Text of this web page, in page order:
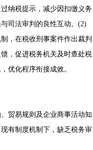
纳税提示，减少因扣缴义务
司法审判的良性互动。(2)
，在税收刑事案件作出裁判
，促进税务机关及时查处税
优化程序衔接成效。
贸易规则及企业商事活动知
有制度机制下，缺乏税务审